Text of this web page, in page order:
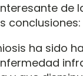
de
conclusiones:
ha sido